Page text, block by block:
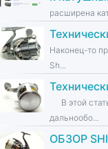
расширена
Наконец-то
Sh...
В этой
дальнообо...
ОБЗОР